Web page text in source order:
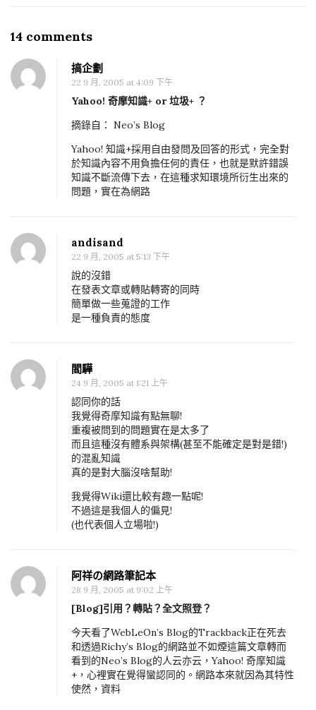
14 comments
人
云
云
，
Y
a
o
!
奇
摩
知
識
搞企劃
22 9 月, 2005 at 4:09 下午
Yahoo! 奇摩知識+ or 垃圾+ ？
摘錄自： Neo’s Blog
Yahoo! 知識+採用自由發問及回答的形式，完全對
於知識內容不用負擔任何的責任，也就是默許錯誤
知識不斷流傳下去，在這種求知環境所衍生出來的
問題，實在為網路
andisand
22 9 月, 2005 at 5:13 下午
說的沒錯
在發表文章或轉貼轉寄的同時
簡單做一些蒐證的工作
是一種負責的態度
閻驊
24 9 月, 2005 at 1:21 上午
認同你的話
我覺得奇摩知識有點無聊!
重複被問到的問題實在是太多了
而且這種沒有體系與架構(甚至不能確定是對是錯!)
的混亂知識
真的是對大腦沒啥幫助!
我覺得Wiki還比較有趣一點呢!
不過這是我個人的偏見!
(也代表個人立場啦!)
阿祥の網路筆記本
28 9 月, 2005 at 9:02 上午
[Blog]引用？轉貼？全文照登？
今天看了WebLeOn’s Blog的Trackback正在死去
和透過Richy’s Blog的網路並不如煙這篇文章轉而
看到的Neo’s Blog的人云亦云，Yahoo! 奇摩知識
+，心裡實在覺得蠻認同的。網路本來就因為其特性
使然，資料